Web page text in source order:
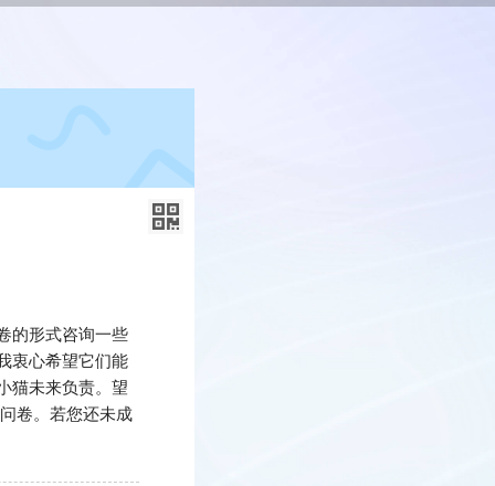
的形式咨询一些
衷心希望它们能
猫未来负责。望
卷。若您还未成